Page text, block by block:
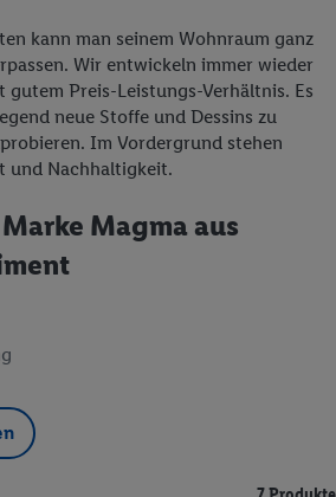
kann man seinem Wohnraum ganz
Wir entwickeln immer wieder
gutem Preis-Leistungs-Verhältnis. Es
neue Stoffe und Dessins zu
Im Vordergrund stehen
und Nachhaltigkeit.
Magma aus